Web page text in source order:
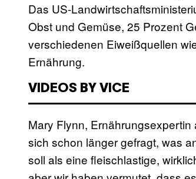
Das US-
Obst und Gemüse, 25 Prozent
verschiedenen Eiweißquellen
Ernährung.
VIDEOS BY VICE
Mary Flynn,
sich schon länger gefragt, was
soll als eine fleischlastige,